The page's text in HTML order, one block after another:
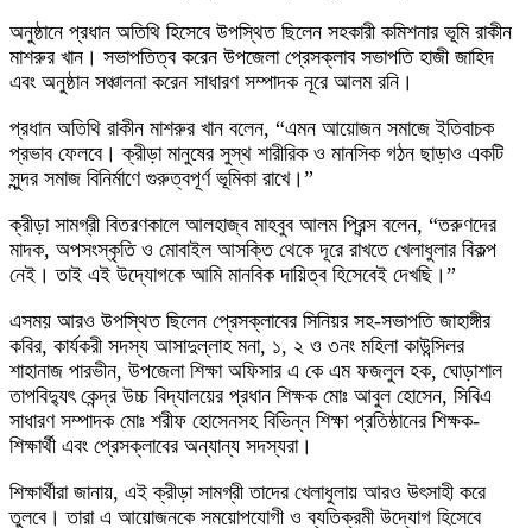
অনুষ্ঠানে প্রধান অতিথি হিসেবে উপস্থিত ছিলেন সহকারী কমিশনার ভূমি রাকীন
মাশরুর খান। সভাপতিত্ব করেন উপজেলা প্রেসক্লাব সভাপতি হাজী জাহিদ
এবং অনুষ্ঠান সঞ্চালনা করেন সাধারণ সম্পাদক নূরে আলম রনি।
প্রধান অতিথি রাকীন মাশরুর খান বলেন, “এমন আয়োজন সমাজে ইতিবাচক
প্রভাব ফেলবে। ক্রীড়া মানুষের সুস্থ শারীরিক ও মানসিক গঠন ছাড়াও একটি
সুন্দর সমাজ বিনির্মাণে গুরুত্বপূর্ণ ভূমিকা রাখে।”
ক্রীড়া সামগ্রী বিতরণকালে আলহাজ্ব মাহবুব আলম প্রিন্স বলেন, “তরুণদের
মাদক, অপসংস্কৃতি ও মোবাইল আসক্তি থেকে দূরে রাখতে খেলাধুলার বিকল্প
নেই। তাই এই উদ্যোগকে আমি মানবিক দায়িত্ব হিসেবেই দেখছি।”
এসময় আরও উপস্থিত ছিলেন প্রেসক্লাবের সিনিয়র সহ-সভাপতি জাহাঙ্গীর
কবির, কার্যকরী সদস্য আসাদুল্লাহ মনা, ১, ২ ও ৩নং মহিলা কাউন্সিলর
শাহানাজ পারভীন, উপজেলা শিক্ষা অফিসার এ কে এম ফজলুল হক, ঘোড়াশাল
তাপবিদ্যুৎ কেন্দ্র উচ্চ বিদ্যালয়ের প্রধান শিক্ষক মোঃ আবুল হোসেন, সিবিএ
সাধারণ সম্পাদক মোঃ শরীফ হোসেনসহ বিভিন্ন শিক্ষা প্রতিষ্ঠানের শিক্ষক-
শিক্ষার্থী এবং প্রেসক্লাবের অন্যান্য সদস্যরা।
শিক্ষার্থীরা জানায়, এই ক্রীড়া সামগ্রী তাদের খেলাধুলায় আরও উৎসাহী করে
তুলবে। তারা এ আয়োজনকে সময়োপযোগী ও ব্যতিক্রমী উদ্যোগ হিসেবে